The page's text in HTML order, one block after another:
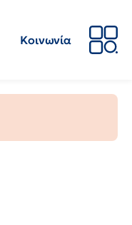
Κοινωνία